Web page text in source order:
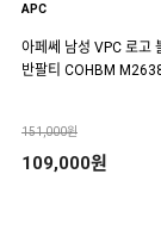
APC
아페쎄 남성 VPC 로고
반팔티 COHBM
151,000원
109,000원